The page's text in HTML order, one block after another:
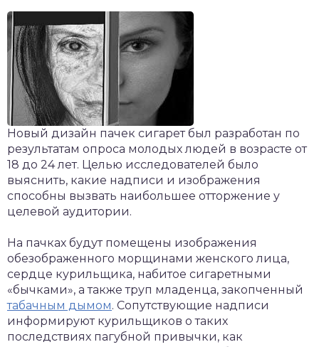
Новый дизайн пачек сигарет был разработан по
результатам опроса молодых людей в возрасте от
18 до 24 лет. Целью исследователей было
выяснить, какие надписи и изображения
способны вызвать наибольшее отторжение у
целевой аудитории.
На пачках будут помещены изображения
обезображенного морщинами женского лица,
сердце курильщика, набитое сигаретными
«бычками», а также труп младенца, закопченный
табачным дымом. Сопутствующие надписи
информируют курильщиков о таких
последствиях пагубной привычки, как